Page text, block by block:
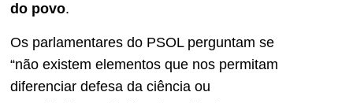
do povo.
Os parlamentares do PSOL perguntam se
“não existem elementos que nos permitam
diferenciar defesa da ciência ou